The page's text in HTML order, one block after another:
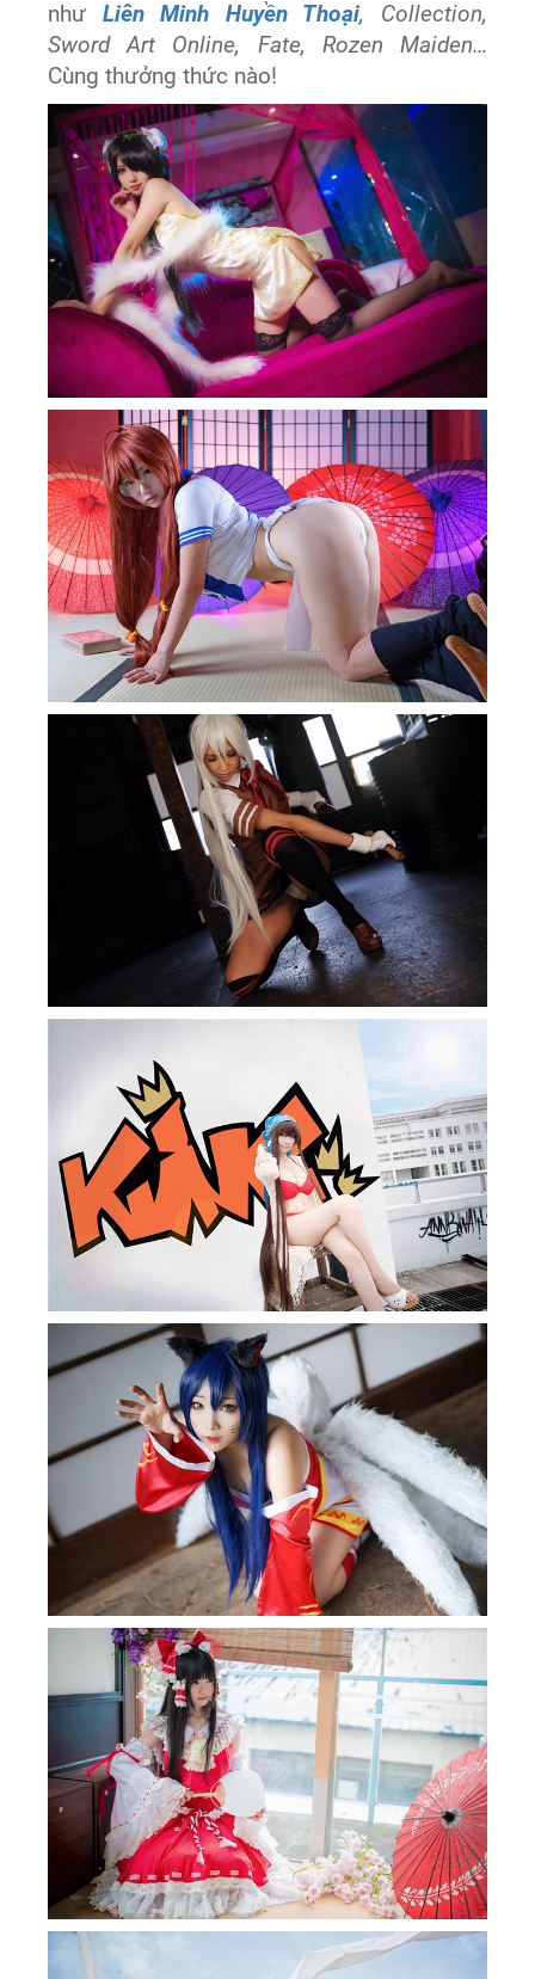
như Liên Minh Huyền Thoại, Collection,
Sword Art Online, Fate, Rozen Maiden…
Cùng thưởng thức nào!